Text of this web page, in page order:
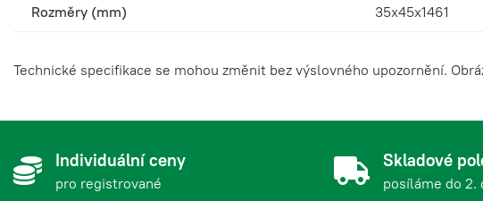
1330009 ReeR 1330009 Admiral AD
1330010 ReeR 1330010 Admiral AD 1651
Rozměry (mm) 35x45x1461
Technické specifikace se mohou změnit bez výslovného upozornění.
Individuální ceny
pro registrované
Skladové
posíláme do 2.